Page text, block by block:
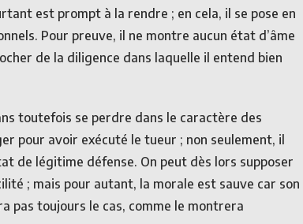
est prompt à la rendre ; en cela, il se pose en
Pour preuve, il ne montre aucun état d’âme
de la diligence dans laquelle il entend bien
toutefois se perdre dans le caractère des
pour avoir exécuté le tueur ; non seulement, il
de légitime défense. On peut dès lors supposer
; mais pour autant, la morale est sauve car son
pas toujours le cas, comme le montrera